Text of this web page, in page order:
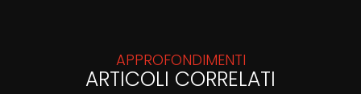
APPROFONDIMENTI
ARTICOLI CORRELATI